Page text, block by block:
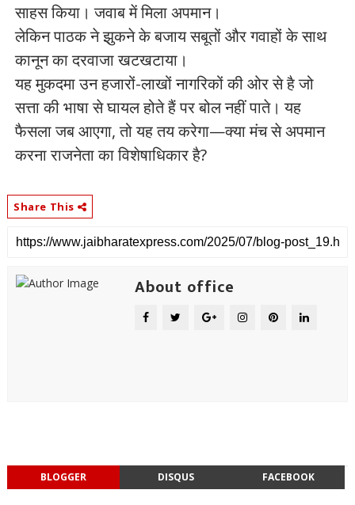
साहस किया। जवाब में मिला अपमान।
लेकिन पाठक ने झुकने के बजाय सबूतों और गवाहों के साथ
कानून का दरवाजा खटखटाया।
यह मुकदमा उन हजारों-लाखों नागरिकों की ओर से है जो
सत्ता की भाषा से घायल होते हैं पर बोल नहीं पाते। यह
फैसला जब आएगा, तो यह तय करेगा—क्या मंच से अपमान
करना राजनेता का विशेषाधिकार है?
Share This
About office
BLOGGER DISQUS FACEBOOK